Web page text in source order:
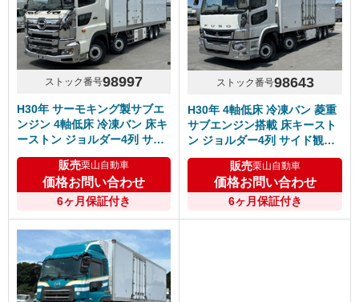
ストック番号98997
H30年 サーモキング製サブエ
ンジン 4軸低床 冷凍バン 床キ
ーストン ジョルダー4列 サイ
ド観音 リアエアサス 7速マニ
ュアル 日野プロフィア
販売栗山自動車
価格お問い合わせ
6ヶ月保証付き
ストック番号98643
H30年 4軸低床 冷凍バン 菱重
サブエンジン搭載 床キースト
ン ジョルダー4列 サイド観音
リアエアサス シフトパイロッ
ト ふそうスーパーグレート
販売栗山自動車
価格お問い合わせ
6ヶ月保証付き